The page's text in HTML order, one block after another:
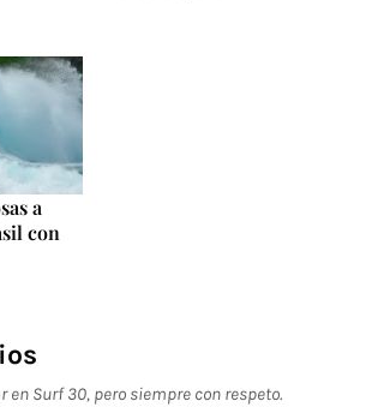
a
con
Surf 30, pero siempre con respeto.